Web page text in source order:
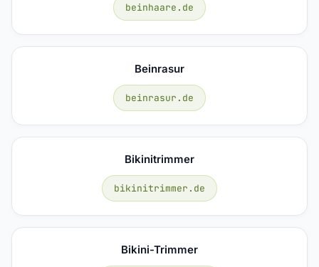
beinhaare.de
Beinrasur
beinrasur.de
Bikinitrimmer
bikinitrimmer.de
Bikini-Trimmer